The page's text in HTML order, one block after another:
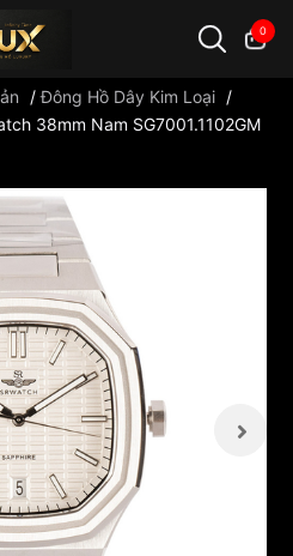
0
/Đông Hồ Dây Kim Loại /
38mm Nam SG7001.1102GM